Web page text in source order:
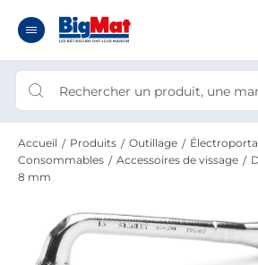
Accueil Produits Outillage
Consommables
Accessoires de vissage
8 mm